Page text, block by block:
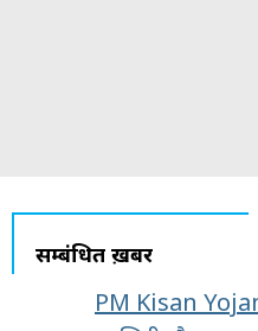
सम्बंधित ख़बरें
PM Kisan